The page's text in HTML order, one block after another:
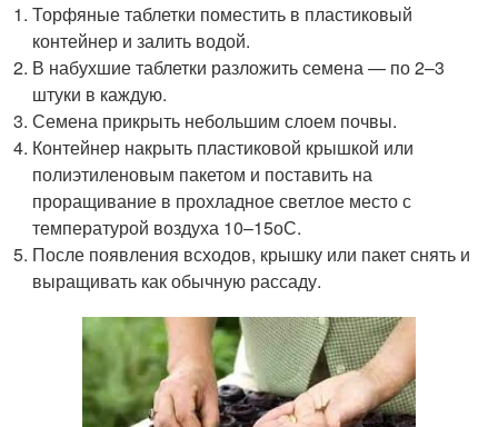
Торфяные таблетки поместить в пластиковый
контейнер и залить водой.
В набухшие таблетки разложить семена — по 2–3
штуки в каждую.
Семена прикрыть небольшим слоем почвы.
Контейнер накрыть пластиковой крышкой или
полиэтиленовым пакетом и поставить на
проращивание в прохладное светлое место с
температурой воздуха 10–15оС.
После появления всходов, крышку или пакет снять и
выращивать как обычную рассаду.